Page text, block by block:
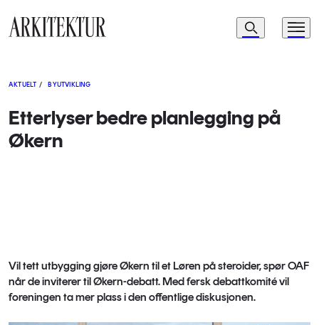
Navigasjon
Søk Meny
AKTUELT / BYUTVIKLING
Etterlyser bedre planlegging på
Økern
Vil tett utbygging gjøre Økern til et Løren på steroider, spør OAF
når de inviterer til Økern-debatt. Med fersk debattkomité vil
foreningen ta mer plass i den offentlige diskusjonen.